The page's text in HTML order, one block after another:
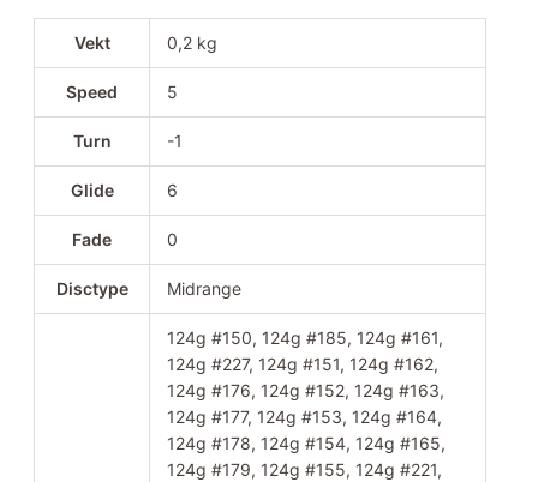
Vekt 0,2 kg
Speed 5
Turn -1
Glide 6
Fade 0
Disctype Midrange
124g #150, 124g #185, 124g #161,
124g #227, 124g #151, 124g #162,
124g #176, 124g #152, 124g #163,
124g #177, 124g #153, 124g #164,
124g #178, 124g #154, 124g #165,
124g #179, 124g #155, 124g #221,